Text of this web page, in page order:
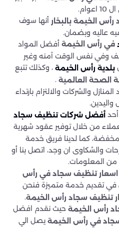
الخيمة بالبخار أنها سوف
عاليه وبضمان.
في رأس الخيمة أفضل المواد
وفي نفس الوقت آمنه وغير
بلدية رأس الخيمة ، وكذلك تتبع
العالمية .
والشركات والالتزام بارتداء
واليدين.
أفضل شركات تنظيف سجاد
من خلال توفير عقود شهرية
مخفضة، كما لدينا فريق خدمة
والشكاوى ان وجد، اتصل بنا أو
المعلومات.
تنظيف سجاد في رأس
في تقديم خدمة متميزة فنحن
تنظيف سجاد رأس الخيمة.
رأس الخيمة حيث نقدم افضل
في رأس الخيمة يصل الي